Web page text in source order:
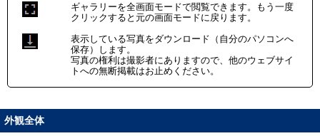
ギャラリーを全画面モードで閲覧できます。もう一度
クリックすると元の画面モードに戻ります。
表示している写真をダウンロード（自分のパソコンへ
保存）します。
写真の権利は撮影者にありますので、他のウェブサイ
トへの無断掲載はお止めください。
外観全体